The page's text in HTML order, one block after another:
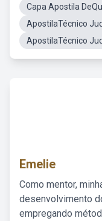
Capa Apostila
ApostilaTécnico
ApostilaTécnico
Emelie
Como mentor,
desenvolvimento
empregando